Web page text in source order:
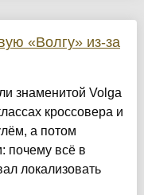
«Волгу» из-за
знаменитой Volga
кроссовера и
а потом
почему всё в
локализовать